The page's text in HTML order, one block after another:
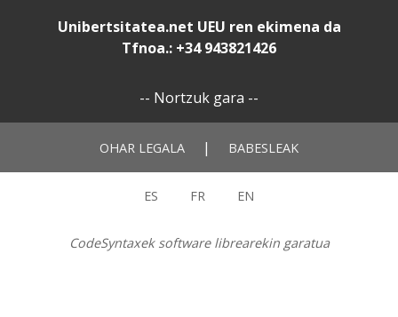
Unibertsitatea.net UEU ren ekimena da
Tfnoa.: +34 943821426
-- Nortzuk gara --
OHAR LEGALA | BABESLEAK
ES FR EN
CodeSyntaxek software librearekin garatua